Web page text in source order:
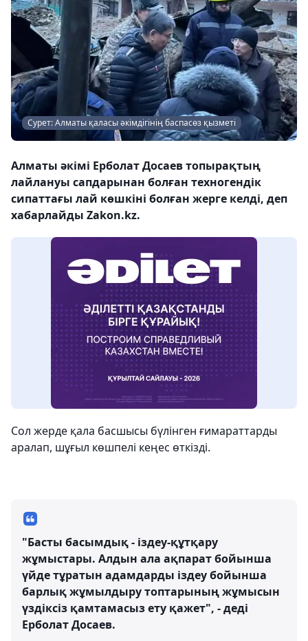
Сурет: Алматы қаласы әкімдігінің баспасөз қызметі
Алматы әкімі Ерболат Досаев топырақтың
лайлануы сапдарынан болған техногендік
сипаттағы лай көшкіні болған жерге келді, деп
хабарлайды Zakon.kz.
Сол жерде қала басшысы бүлінген ғимараттарды
аралап, шұғыл көшпелі кеңес өткізді.
"Басты басымдық - іздеу-құтқару
жұмыстары. Алдын ала ақпарат бойынша
үйде тұратын адамдарды іздеу бойынша
барлық жұмылдыру топтарының жұмысын
үздіксіз қамтамасыз ету қажет", - деді
Ерболат Досаев.